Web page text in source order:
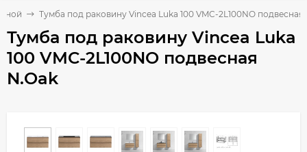
Тумба под раковину Vincea Luka 100 VMC-2L100NO подвесная
Тумба под раковину Vincea Luka
100 VMC-2L100NO подвесная
N.Oak